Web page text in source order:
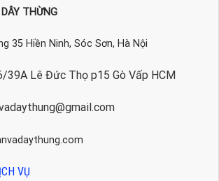
THỪNG
35 Hiền Ninh, Sóc Sơn, Hà Nội
39A Lê Đức Thọ p15 Gò Vấp HCM
VỤ